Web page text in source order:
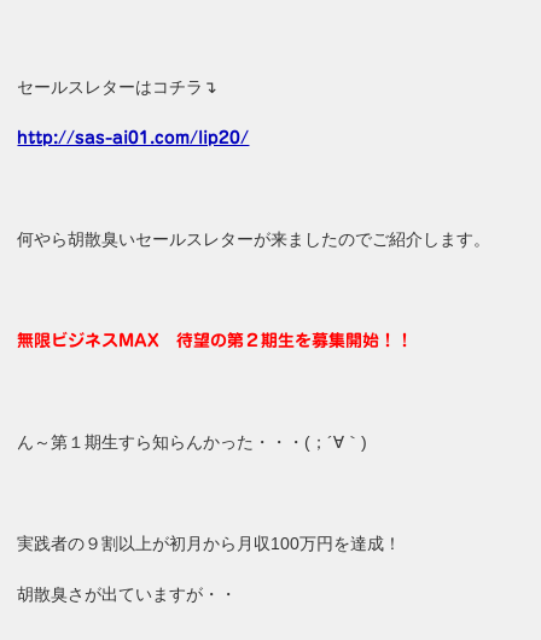
セールスレターはコチラ↴
http://sas-ai01.com/lip20/
何やら胡散臭いセールスレターが来ましたのでご紹介します。
無限ビジネスMAX 待望の第２期生を募集開始！！
ん～第１期生すら知らんかった・・・(；´∀｀)
実践者の９割以上が初月から月収100万円を達成！
胡散臭さが出ていますが・・